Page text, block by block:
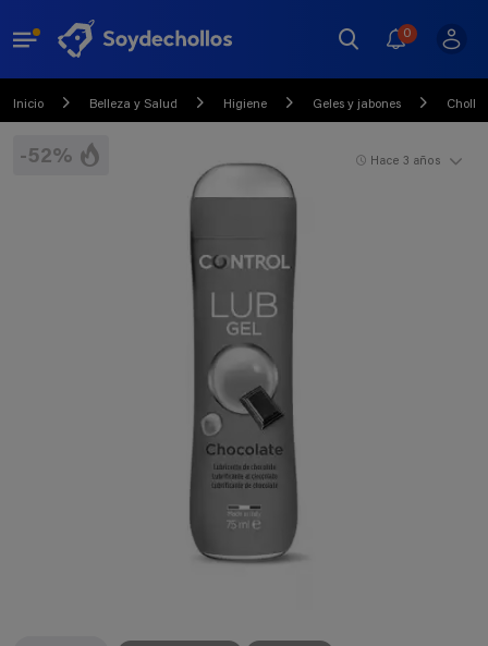
0
Inicio Belleza y Salud Higiene Geles y jabones Chollo
-52% Hace 3 años